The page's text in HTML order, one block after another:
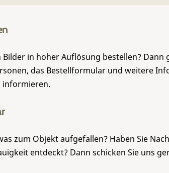
Bilder in hoher Auflösung bestellen? Dann
das Bestellformular und weitere
informieren.
zum Objekt aufgefallen? Haben Sie
entdeckt? Dann schicken Sie uns